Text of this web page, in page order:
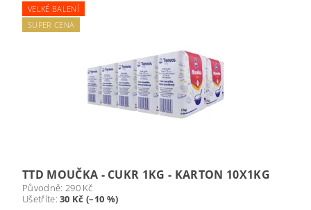
VELKÉ BALENÍ
SUPER CENA
TTD MOUČKA - CUKR 1KG - KARTON 10X1KG
Původně: 290 Kč
Ušetříte:30 Kč (–10 %)